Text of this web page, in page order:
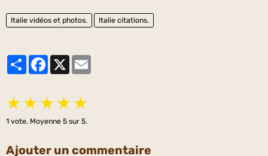
Italie vidéos et photos. Italie citations.
PartagerFacebook
★ ★ ★ ★ ★
1 vote. Moyenne 5 sur 5.
Ajouter un commentaire